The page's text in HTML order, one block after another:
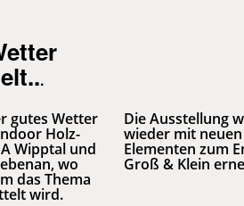
.
gutes Wetter
Holz-
Wipptal und
wo
das Thema
wird.
Die Ausstellung
wieder mit
Elementen zum
Groß & Klein